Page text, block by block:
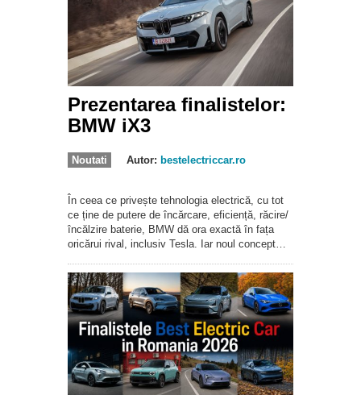
Prezentarea finalistelor:
BMW iX3
Noutati Autor: bestelectriccar.ro
În ceea ce privește tehnologia electrică, cu tot
ce ține de putere de încărcare, eficiență, răcire/
încălzire baterie, BMW dă ora exactă în fața
oricărui rival, inclusiv Tesla. Iar noul concept…